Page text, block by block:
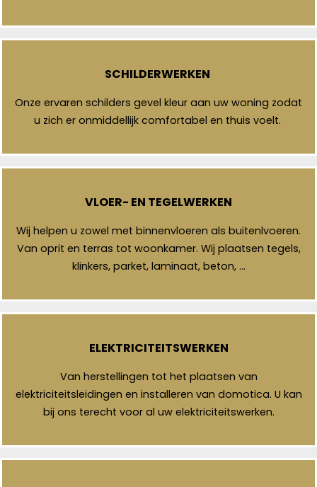
SCHILDERWERKEN
Onze ervaren schilders gevel kleur aan uw woning zodat
u zich er onmiddellijk comfortabel en thuis voelt.
VLOER- EN TEGELWERKEN
Wij helpen u zowel met binnenvloeren als buitenlvoeren.
Van oprit en terras tot woonkamer. Wij plaatsen tegels,
klinkers, parket, laminaat, beton, …
ELEKTRICITEITSWERKEN
Van herstellingen tot het plaatsen van
elektriciteitsleidingen en installeren van domotica. U kan
bij ons terecht voor al uw elektriciteitswerken.